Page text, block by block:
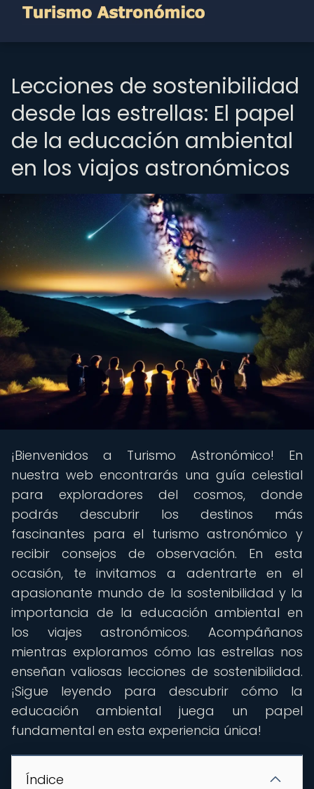
Lecciones de sostenibilidad
desde las estrellas: El papel
de la educación ambiental
en los viajos astronómicos
¡Bienvenidos a Turismo Astronómico! En
nuestra web encontrarás una guía celestial
para exploradores del cosmos, donde
podrás descubrir los destinos más
fascinantes para el turismo astronómico y
recibir consejos de observación. En esta
ocasión, te invitamos a adentrarte en el
apasionante mundo de la sostenibilidad y la
importancia de la educación ambiental en
los viajes astronómicos. Acompáñanos
mientras exploramos cómo las estrellas nos
enseñan valiosas lecciones de sostenibilidad.
¡Sigue leyendo para descubrir cómo la
educación ambiental juega un papel
fundamental en esta experiencia única!
Índice